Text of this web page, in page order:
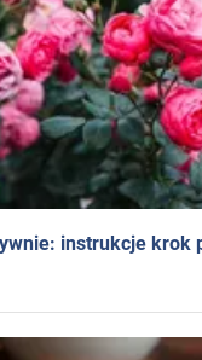
instrukcje krok